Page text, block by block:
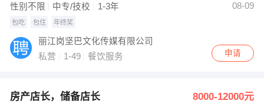
性别不限 中专/技校 1-3年 08-09
包吃 包住 年终奖
丽江岗坚巴文化传媒有限公司
私营
1-49 餐饮服务 申请
房产店长，储备店长 8000-12000元